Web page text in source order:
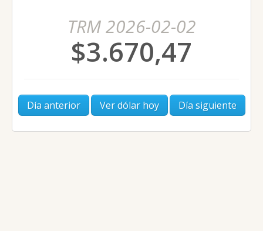
TRM 2026-02-02
$3.670,47
Día anterior Ver dólar hoy Día siguiente